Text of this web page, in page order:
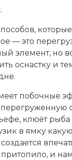
— это
элемент, но
оснастку и
побочные
перегруженную
клюёт рыба
в ямку
и